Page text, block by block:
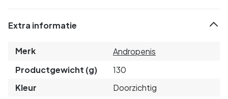
Extra informatie
Merk
Andropenis
Productgewicht (g)
130
Kleur
Doorzichtig